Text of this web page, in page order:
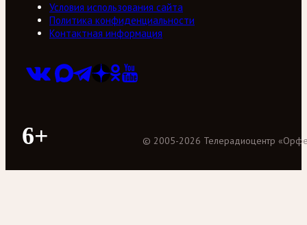
Условия использования сайта
Политика конфиденциальности
Контактная информация
6+ © 2005-2026 Телерадиоцентр